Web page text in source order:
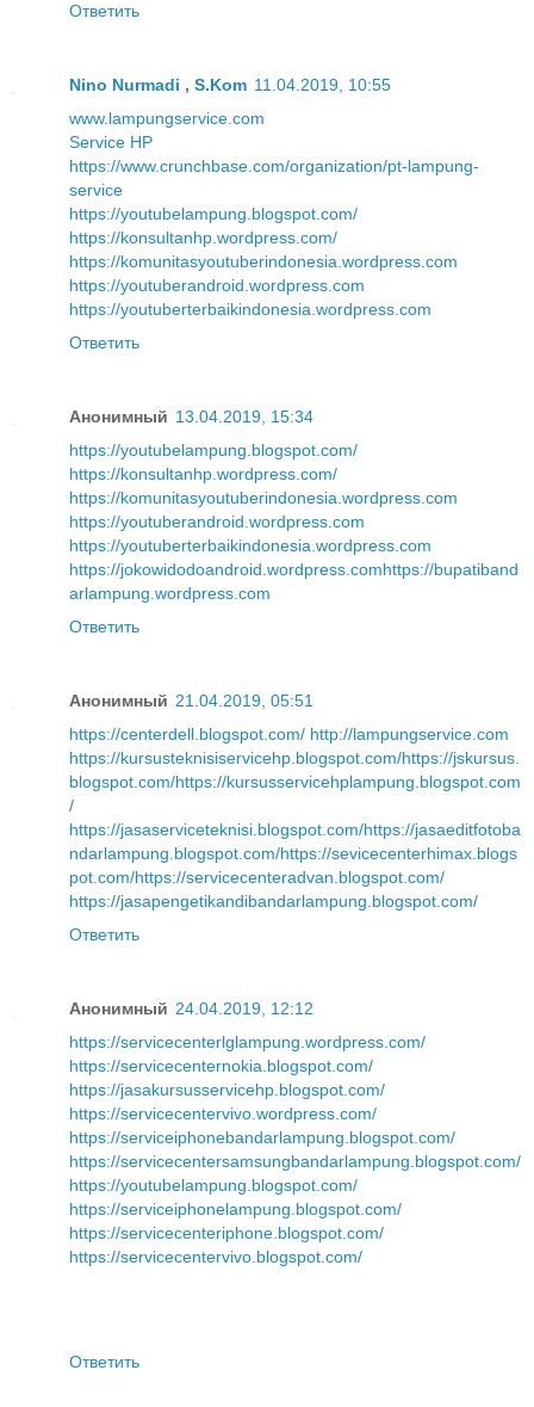
Ответить
Nino Nurmadi , S.Kom 11.04.2019, 10:55
www.lampungservice.com
Service HP
https://www.crunchbase.com/organization/pt-lampung-
service
https://youtubelampung.blogspot.com/
https://konsultanhp.wordpress.com/
https://komunitasyoutuberindonesia.wordpress.com
https://youtuberandroid.wordpress.com
https://youtuberterbaikindonesia.wordpress.com
Ответить
Анонимный 13.04.2019, 15:34
https://youtubelampung.blogspot.com/
https://konsultanhp.wordpress.com/
https://komunitasyoutuberindonesia.wordpress.com
https://youtuberandroid.wordpress.com
https://youtuberterbaikindonesia.wordpress.com
https://jokowidodoandroid.wordpress.comhttps://bupatiband
arlampung.wordpress.com
Ответить
Анонимный 21.04.2019, 05:51
https://centerdell.blogspot.com/ http://lampungservice.com
https://kursusteknisiservicehp.blogspot.com/https://jskursus.
blogspot.com/https://kursusservicehplampung.blogspot.com
/
https://jasaserviceteknisi.blogspot.com/https://jasaeditfotoba
ndarlampung.blogspot.com/https://sevicecenterhimax.blogs
pot.com/https://servicecenteradvan.blogspot.com/
https://jasapengetikandibandarlampung.blogspot.com/
Ответить
Анонимный 24.04.2019, 12:12
https://servicecenterlglampung.wordpress.com/
https://servicecenternokia.blogspot.com/
https://jasakursusservicehp.blogspot.com/
https://servicecentervivo.wordpress.com/
https://serviceiphonebandarlampung.blogspot.com/
https://servicecentersamsungbandarlampung.blogspot.com/
https://youtubelampung.blogspot.com/
https://serviceiphonelampung.blogspot.com/
https://servicecenteriphone.blogspot.com/
https://servicecentervivo.blogspot.com/
Ответить